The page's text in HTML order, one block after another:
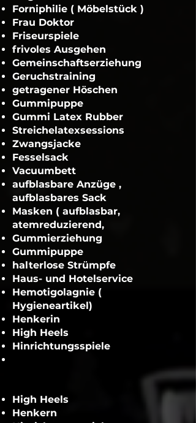
Forniphilie ( Möbelstück )
Frau Doktor
Friseurspiele
frivoles Ausgehen
Gemeinschaftserziehung
Geruchstraining
getragener Höschen
Gummipuppe
Gummi Latex Rubber
Streichelatexsessions
Zwangsjacke
Fesselsack
Vacuumbett
aufblasbare Anzüge ,
aufblasbares Sack
Masken ( aufblasbar,
atemreduzierend,
Gummierziehung
Gummipuppe
halterlose Strümpfe
Haus- und Hotelservice
Hemotigolagnie (
Hygieneartikel)
Henkerin
High Heels
Hinrichtungsspiele
High Heels
Henkern